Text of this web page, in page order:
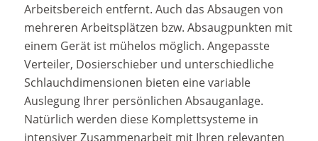
Arbeitsbereich entfernt. Auch das Absaugen von
mehreren Arbeitsplätzen bzw. Absaugpunkten mit
einem Gerät ist mühelos möglich. Angepasste
Verteiler, Dosierschieber und unterschiedliche
Schlauchdimensionen bieten eine variable
Auslegung Ihrer persönlichen Absauganlage.
Natürlich werden diese Komplettsysteme in
intensiver Zusammenarbeit mit Ihren relevanten